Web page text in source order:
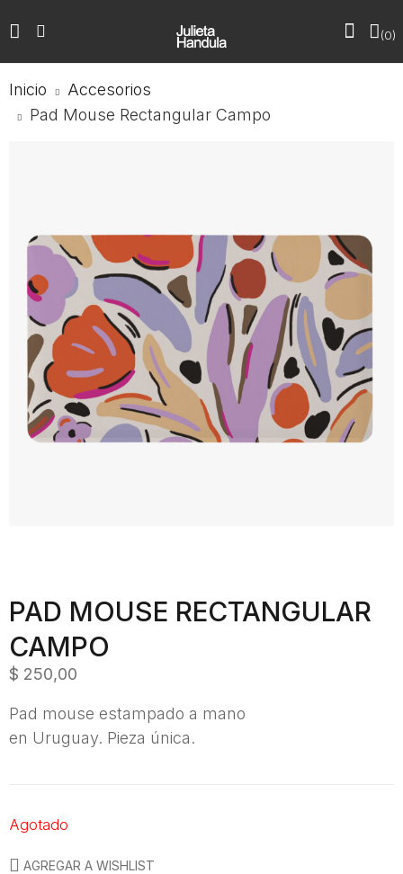
0
Inicio
Accesorios
Pad Mouse Rectangular Campo
PAD MOUSE RECTANGULAR
CAMPO
$ 250,00
Pad mouse estampado a mano
en Uruguay. Pieza única.
Agotado
AGREGAR A WISHLIST